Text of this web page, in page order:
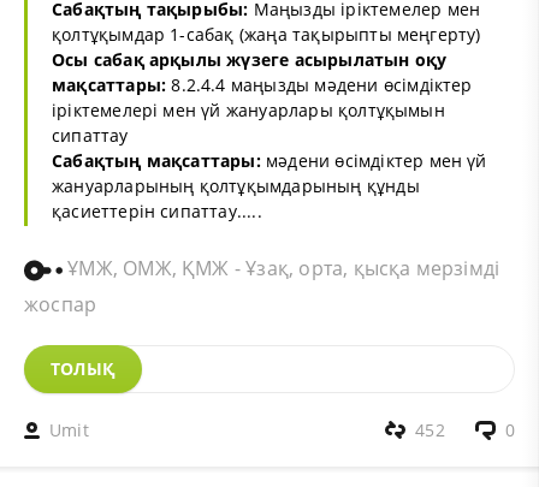
Сабақтың тақырыбы: Маңызды іріктемелер мен
қолтұқымдар 1-сабақ (жаңа тақырыпты меңгерту)
Осы сабақ арқылы жүзеге асырылатын оқу
мақсаттары: 8.2.4.4 маңызды мәдени өсімдіктер
іріктемелері мен үй жануарлары қолтұқымын
сипаттау
Сабақтың мақсаттары: мәдени өсімдіктер мен үй
жануарларының қолтұқымдарының құнды
қасиеттерін сипаттау.....
ҰМЖ, ОМЖ, ҚМЖ - Ұзақ, орта, қысқа мерзімді
жоспар
ТОЛЫҚ
Umit 0
452